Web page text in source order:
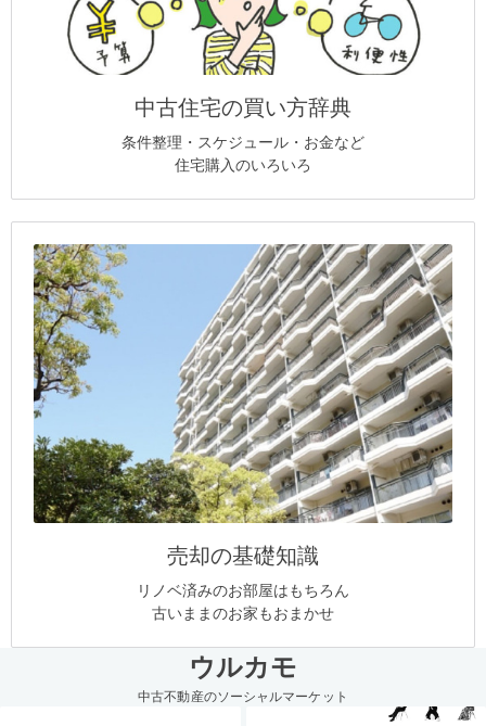
中古住宅の買い方辞典
条件整理・スケジュール・お金など
住宅購入のいろいろ
売却の基礎知識
リノベ済みのお部屋はもちろん
古いままのお家もおまかせ
ウルカモ
中古不動産のソーシャルマーケット